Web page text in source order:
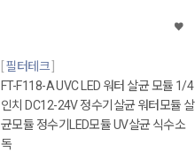
필터테크
FT-F118-A UVC LED 워터 살균 모듈 1/4
인치 DC12-24V 정수기살균 워터모듈 살
균모듈 정수기LED모듈 UV살균 식수소
독